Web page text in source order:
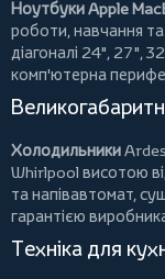
Ноутбуки Apple
роботи, навчання та
діагоналі 24", 27",
комп'ютерна
Холодильники
Whirlpool висотою
та напівавтомат,
гарантією
Техніка для